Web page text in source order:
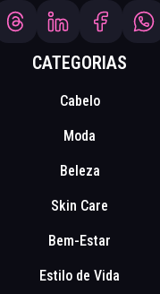
CATEGORIAS
Cabelo
Moda
Beleza
Skin Care
Bem-Estar
Estilo de Vida